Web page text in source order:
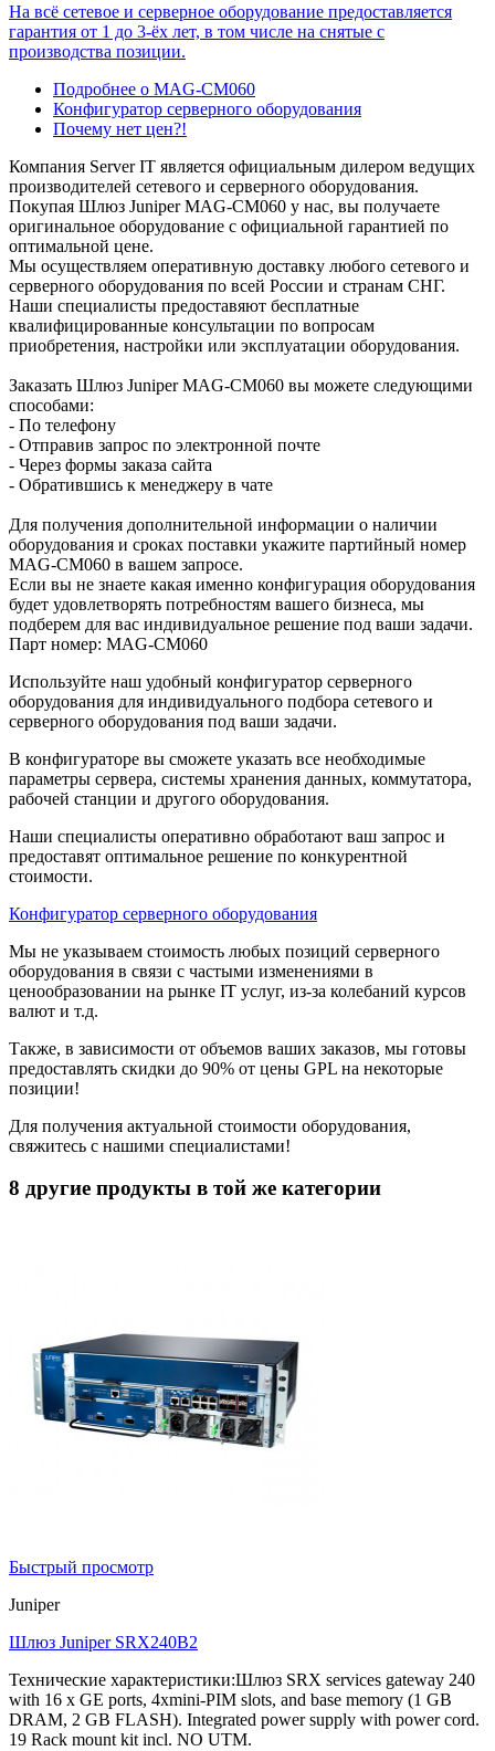
На всё сетевое и серверное оборудование предоставляется
гарантия от 1 до 3-ёх лет, в том числе на снятые с
производства позиции.
Подробнее о MAG-CM060
Конфигуратор серверного оборудования
Почему нет цен?!
Компания Server IT является официальным дилером ведущих
производителей сетевого и серверного оборудования.
Покупая Шлюз Juniper MAG-CM060 у нас, вы получаете
оригинальное оборудование с официальной гарантией по
оптимальной цене.
Мы осуществляем оперативную доставку любого сетевого и
серверного оборудования по всей России и странам СНГ.
Наши специалисты предоставяют бесплатные
квалифицированные консультации по вопросам
приобретения, настройки или эксплуатации оборудования.
Заказать Шлюз Juniper MAG-CM060 вы можете следующими
способами:
- По телефону
- Отправив запрос по электронной почте
- Через формы заказа сайта
- Обратившись к менеджеру в чате
Для получения дополнительной информации о наличии
оборудования и сроках поставки укажите партийный номер
MAG-CM060 в вашем запросе.
Если вы не знаете какая именно конфигурация оборудования
будет удовлетворять потребностям вашего бизнеса, мы
подберем для вас индивидуальное решение под ваши задачи.
Парт номер: MAG-CM060
Используйте наш удобный конфигуратор серверного
оборудования для индивидуального подбора сетевого и
серверного оборудования под ваши задачи.
В конфигураторе вы сможете указать все необходимые
параметры сервера, системы хранения данных, коммутатора,
рабочей станции и другого оборудования.
Наши специалисты оперативно обработают ваш запрос и
предоставят оптимальное решение по конкурентной
стоимости.
Конфигуратор серверного оборудования
Мы не указываем стоимость любых позиций серверного
оборудования в связи с частыми изменениями в
ценообразовании на рынке IT услуг, из-за колебаний курсов
валют и т.д.
Также, в зависимости от объемов ваших заказов, мы готовы
предоставлять скидки до 90% от цены GPL на некоторые
позиции!
Для получения актуальной стоимости оборудования,
свяжитесь с нашими специалистами!
8 другие продукты в той же категории
Быстрый просмотр
Juniper
Шлюз Juniper SRX240B2
Технические характеристики:Шлюз SRX services gateway 240
with 16 x GE ports, 4xmini-PIM slots, and base memory (1 GB
DRAM, 2 GB FLASH). Integrated power supply with power cord.
19 Rack mount kit incl. NO UTM.